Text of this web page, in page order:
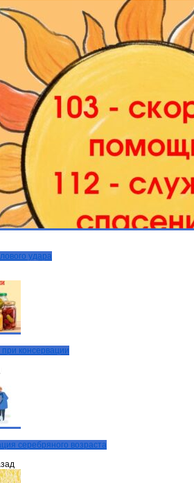
удара
при консервации
серебряного возраста